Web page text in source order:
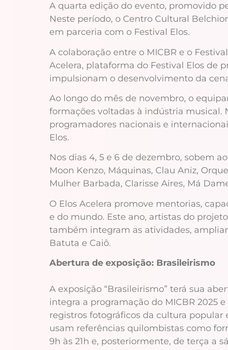
A quarta edição do evento, promovido
Neste período, o Centro Cultural
em parceria com o Festival Elos.
A colaboração entre o MICBR e o
Acelera, plataforma do Festival Elos de
impulsionam o desenvolvimento da
Ao longo do mês de novembro, o
formações voltadas à indústria musical.
programadores nacionais e
Elos.
Nos dias 4, 5 e 6 de dezembro, sobem
Moon Kenzo, Máquinas, Clau Aniz,
Mulher Barbada, Clarisse Aires, Má
O Elos Acelera promove mentorias,
e do mundo. Este ano, artistas do
também integram as atividades,
Batuta e Caiô.
Abertura de exposição: Brasileirismo
A exposição “Brasileirismo” terá sua
integra a programação do MICBR 2025
registros fotográficos da cultura popular
usam referências quilombistas como
9h às 21h e, posteriormente, de terça a